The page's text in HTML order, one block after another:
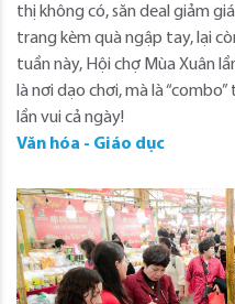
thị không có, săn deal giảm
trang kèm quà ngập tay, lại
tuần này, Hội chợ Mùa Xuân
là nơi dạo chơi, mà là
lần vui cả ngày!
Văn hóa - Giáo dục